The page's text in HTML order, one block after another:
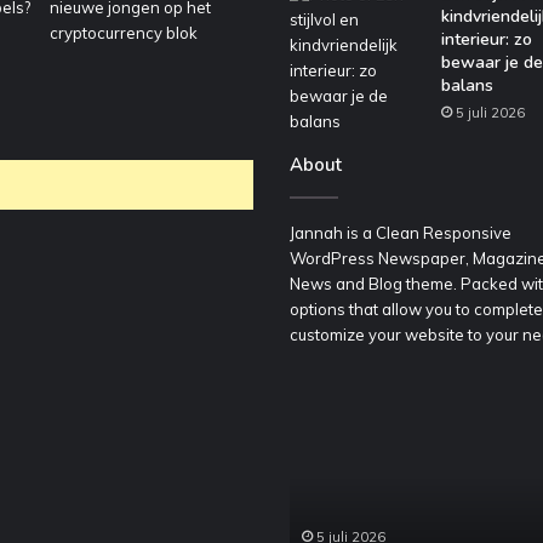
interieur: zo
bewaar je de
balans
5 juli 2026
About
Jannah is a Clean Responsive
WordPress Newspaper,
News and Blog theme. Packed
options that allow you to
customize your website to your
5 juli 2026